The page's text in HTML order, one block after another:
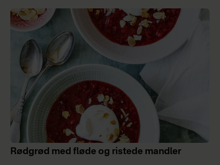
Rødgrød med fløde og ristede mandler